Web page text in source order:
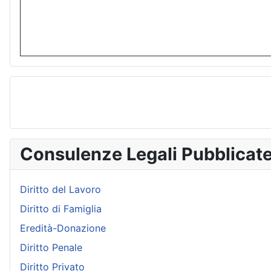
Consulenze Legali
Diritto del Lavoro
Diritto di Famiglia
Eredità-Donazione
Diritto Penale
Diritto Privato